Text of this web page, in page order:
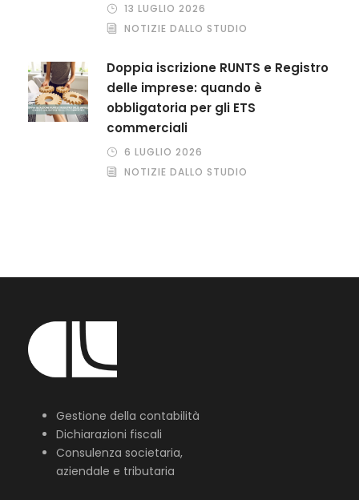
13 LUGLIO 2026
NOTIZIE DALLO STUDIO
Doppia iscrizione RUNTS e Registro
delle imprese: quando è
obbligatoria per gli ETS
commerciali
6 LUGLIO 2026
NOTIZIE DALLO STUDIO
Gestione della contabilità
Dichiarazioni fiscali
Consulenza societaria,
aziendale e tributaria